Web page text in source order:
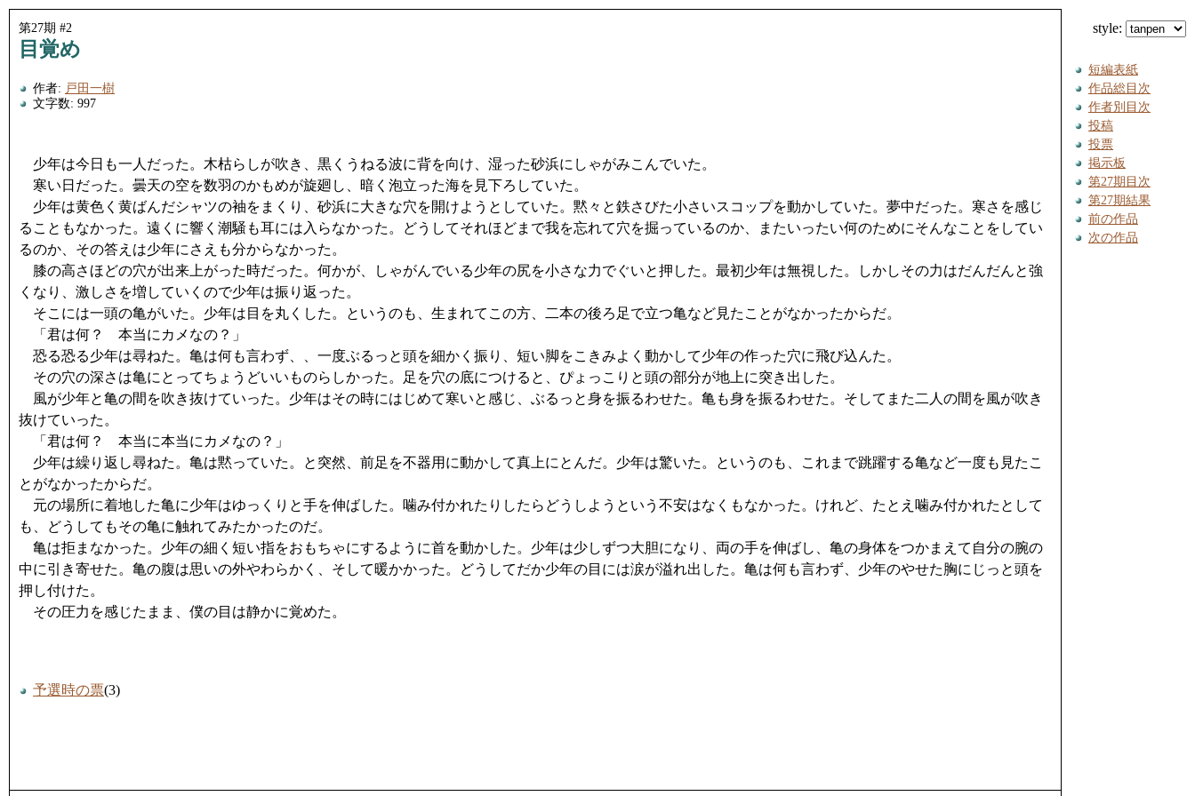
style:
第27期 #2
目覚め
作者: 戸田一樹
文字数: 997
少年は今日も一人だった。木枯らしが吹き、黒くうねる波に背を向け、湿った砂浜にしゃがみこんでいた。
寒い日だった。曇天の空を数羽のかもめが旋廻し、暗く泡立った海を見下ろしていた。
少年は黄色く黄ばんだシャツの袖をまくり、砂浜に大きな穴を開けようとしていた。黙々と鉄さびた小さいスコップを動かしていた。夢中だった。寒さを感じ
ることもなかった。遠くに響く潮騒も耳には入らなかった。どうしてそれほどまで我を忘れて穴を掘っているのか、またいったい何のためにそんなことをしてい
るのか、その答えは少年にさえも分からなかった。
膝の高さほどの穴が出来上がった時だった。何かが、しゃがんでいる少年の尻を小さな力でぐいと押した。最初少年は無視した。しかしその力はだんだんと強
くなり、激しさを増していくので少年は振り返った。
そこには一頭の亀がいた。少年は目を丸くした。というのも、生まれてこの方、二本の後ろ足で立つ亀など見たことがなかったからだ。
「君は何？ 本当にカメなの？」
恐る恐る少年は尋ねた。亀は何も言わず、、一度ぶるっと頭を細かく振り、短い脚をこきみよく動かして少年の作った穴に飛び込んた。
その穴の深さは亀にとってちょうどいいものらしかった。足を穴の底につけると、ぴょっこりと頭の部分が地上に突き出した。
風が少年と亀の間を吹き抜けていった。少年はその時にはじめて寒いと感じ、ぶるっと身を振るわせた。亀も身を振るわせた。そしてまた二人の間を風が吹き
抜けていった。
「君は何？ 本当に本当にカメなの？」
少年は繰り返し尋ねた。亀は黙っていた。と突然、前足を不器用に動かして真上にとんだ。少年は驚いた。というのも、これまで跳躍する亀など一度も見たこ
とがなかったからだ。
元の場所に着地した亀に少年はゆっくりと手を伸ばした。噛み付かれたりしたらどうしようという不安はなくもなかった。けれど、たとえ噛み付かれたとして
も、どうしてもその亀に触れてみたかったのだ。
亀は拒まなかった。少年の細く短い指をおもちゃにするように首を動かした。少年は少しずつ大胆になり、両の手を伸ばし、亀の身体をつかまえて自分の腕の
中に引き寄せた。亀の腹は思いの外やわらかく、そして暖かかった。どうしてだか少年の目には涙が溢れ出した。亀は何も言わず、少年のやせた胸にじっと頭を
押し付けた。
その圧力を感じたまま、僕の目は静かに覚めた。
予選時の票(3)
短編表紙
作品総目次
作者別目次
投稿
投票
掲示板
第27期目次
第27期結果
前の作品
次の作品